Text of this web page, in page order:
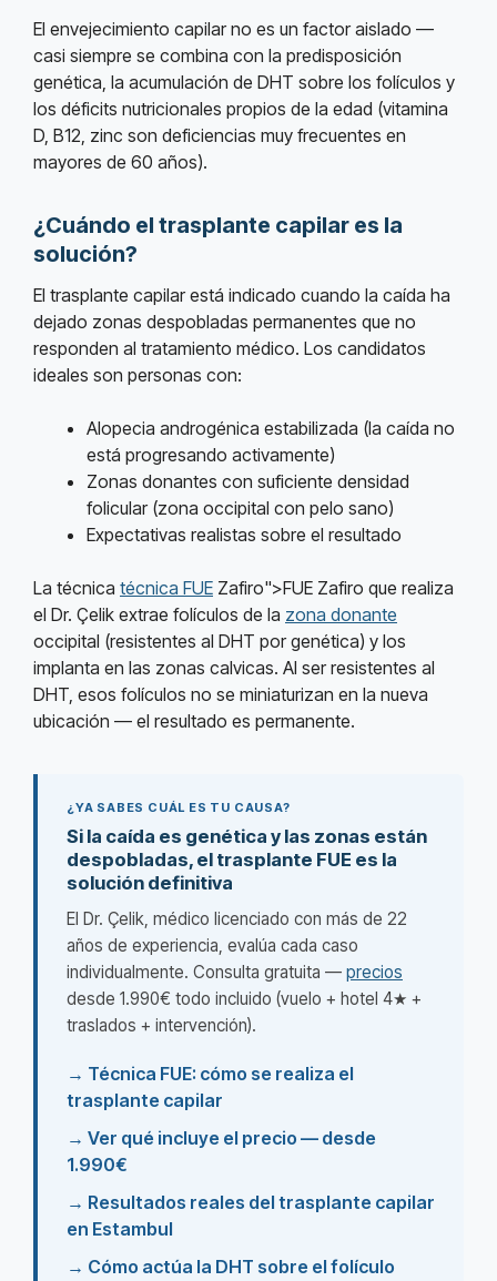
El envejecimiento capilar no es un factor aislado —
casi siempre se combina con la predisposición
genética, la acumulación de DHT sobre los folículos y
los déficits nutricionales propios de la edad (vitamina
D, B12, zinc son deficiencias muy frecuentes en
mayores de 60 años).
¿Cuándo el trasplante capilar es la
solución?
El trasplante capilar está indicado cuando la caída ha
dejado zonas despobladas permanentes que no
responden al tratamiento médico. Los candidatos
ideales son personas con:
Alopecia androgénica estabilizada (la caída no
está progresando activamente)
Zonas donantes con suficiente densidad
folicular (zona occipital con pelo sano)
Expectativas realistas sobre el resultado
La técnica técnica FUE Zafiro">FUE Zafiro que realiza
el Dr. Çelik extrae folículos de la zona donante
occipital (resistentes al DHT por genética) y los
implanta en las zonas calvicas. Al ser resistentes al
DHT, esos folículos no se miniaturizan en la nueva
ubicación — el resultado es permanente.
¿YA SABES CUÁL ES TU CAUSA?
Si la caída es genética y las zonas están
despobladas, el trasplante FUE es la
solución definitiva
El Dr. Çelik, médico licenciado con más de 22
años de experiencia, evalúa cada caso
individualmente. Consulta gratuita — precios
desde 1.990€ todo incluido (vuelo + hotel 4★ +
traslados + intervención).
→ Técnica FUE: cómo se realiza el
trasplante capilar
→ Ver qué incluye el precio — desde
1.990€
→ Resultados reales del trasplante capilar
en Estambul
→ Cómo actúa la DHT sobre el folículo